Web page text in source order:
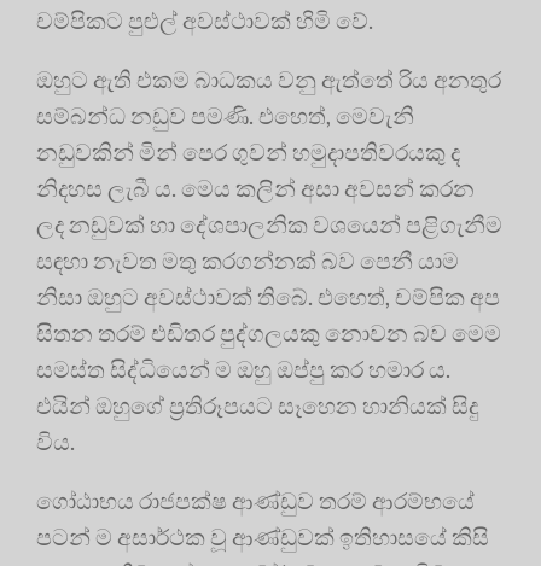
චම්පිකට පුළුල් අවස්ථාවක් හිමි වේ.
ඔහුට ඇති එකම බාධකය වනු ඇත්තේ රිය අනතුර
සම්බන්ධ නඩුව පමණි. එහෙත්, මෙවැනි
නඩුවකින් මින් පෙර ගුවන් හමුදාපතිවරයකු ද
නිදහස ලැබී ය. මෙය කලින් අසා අවසන් කරන
ලද නඩුවක් හා දේශපාලනික වශයෙන් පළිගැනීම
සඳහා නැවත මතු කරගන්නක් බව පෙනී යාම
නිසා ඔහුට අවස්ථාවක් තිබේ. එහෙත්, චම්පික අප
සිතන තරම් එඩිතර පුද්ගලයකු නොවන බව මෙම
සමස්ත සිද්ධියෙන් ම ඔහු ඔප්පු කර හමාර ය.
එයින් ඔහුගේ ප්‍රතිරූපයට සෑහෙන හානියක් සිදු
විය.
ගෝඨාභය රාජපක්ෂ ආණ්ඩුව තරම් ආරම්භයේ
පටන් ම අසාර්ථක වූ ආණ්ඩුවක් ඉතිහාසයේ කිසි